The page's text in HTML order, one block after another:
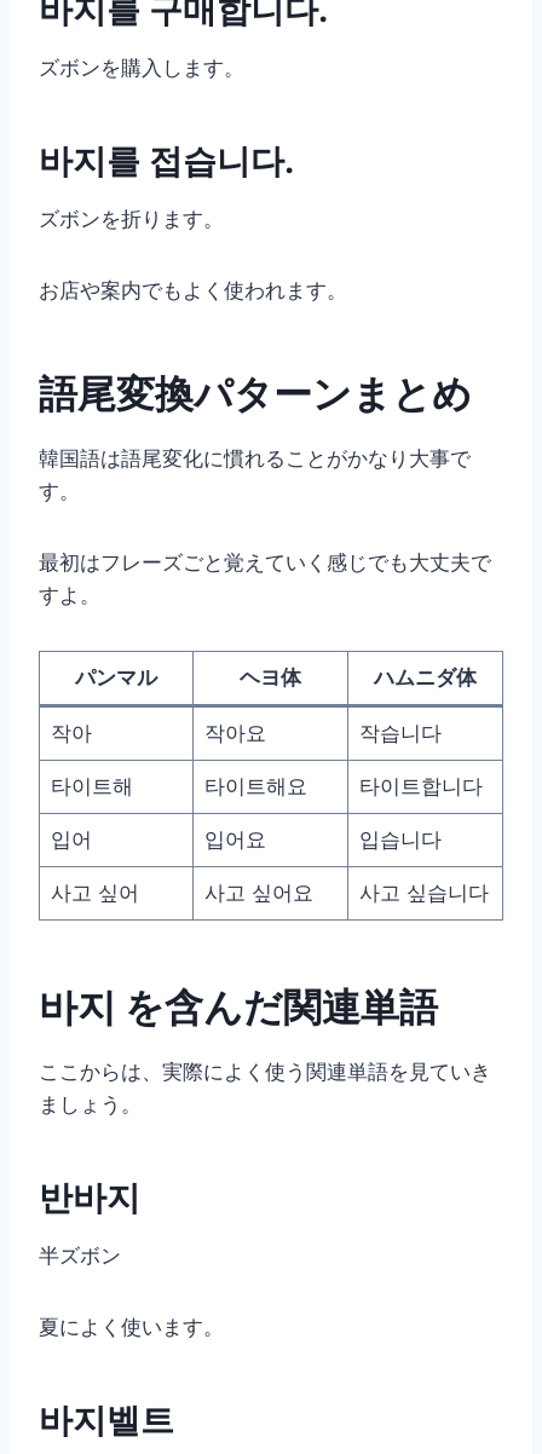
바지를 구매합니다.
ズボンを購入します。
바지를 접습니다.
ズボンを折ります。
お店や案内でもよく使われます。
語尾変換パターンまとめ
韓国語は語尾変化に慣れることがかなり大事で
す。
最初はフレーズごと覚えていく感じでも大丈夫で
すよ。
パンマル ヘヨ体 ハムニダ体
작아 작아요 작습니다
타이트해 타이트해요 타이트합니다
입어 입어요 입습니다
사고 싶어 사고 싶어요 사고 싶습니다
바지 を含んだ関連単語
ここからは、実際によく使う関連単語を見ていき
ましょう。
반바지
半ズボン
夏によく使います。
바지벨트